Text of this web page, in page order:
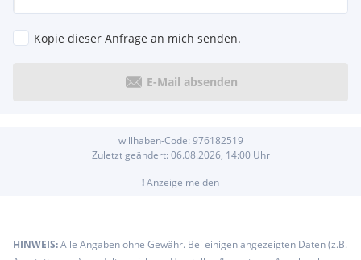
Kopie dieser Anfrage an mich senden.
E-Mail absenden
willhaben-Code: 976182519
Zuletzt geändert: 06.08.2026, 14:00Uhr
!Anzeige melden
HINWEIS:Alle Angaben ohne Gewähr. Bei einigen angezeigten Daten (z.B.